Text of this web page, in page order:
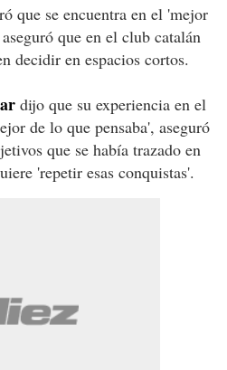
que se encuentra en el 'mejor
que en el club catalán
decidir en espacios cortos.
dijo que su experiencia en el
de lo que pensaba', aseguró
que se había trazado en
'repetir esas conquistas'.